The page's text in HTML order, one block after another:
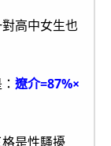
高中女生也
遼介=87%×
是性騷擾